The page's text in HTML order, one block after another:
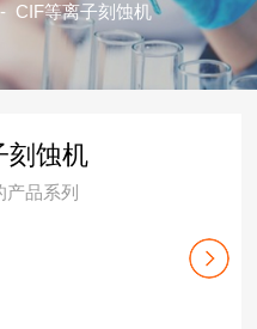
CIF等离子刻蚀机
刻蚀机
品系列